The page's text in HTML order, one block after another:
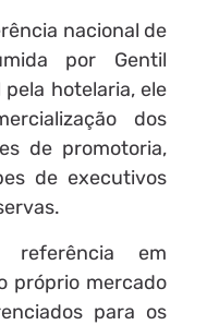
nacional de
por Gentil
hotelaria, ele
dos
de promotoria,
de executivos
referência em
próprio mercado
para os